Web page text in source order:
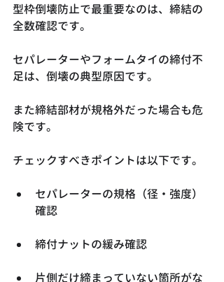
型枠倒壊防止で最重要なのは、締結の
全数確認です。
セパレーターやフォームタイの締付不
足は、倒壊の典型原因です。
また締結部材が規格外だった場合も危
険です。
チェックすべきポイントは以下です。
セパレーターの規格（径・強度）
確認
締付ナットの緩み確認
片側だけ締まっていない箇所がな